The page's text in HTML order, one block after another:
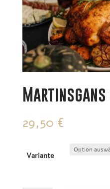
Martinsgans
29,50 €
Variante